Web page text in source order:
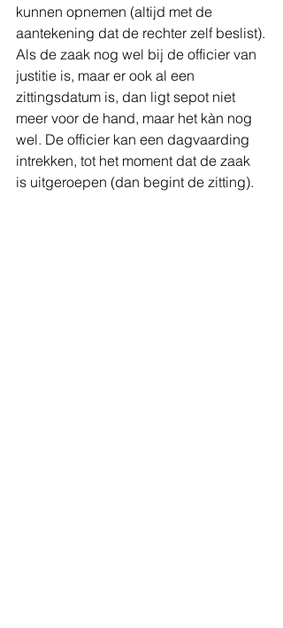
kunnen opnemen (altijd met de
aantekening dat de rechter zelf beslist).
Als de zaak nog wel bij de officier van
justitie is, maar er ook al een
zittingsdatum is, dan ligt sepot niet
meer voor de hand, maar het kàn nog
wel. De officier kan een dagvaarding
intrekken, tot het moment dat de zaak
is uitgeroepen (dan begint de zitting).